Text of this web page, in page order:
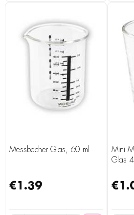
Messbecher Glas, 60 ml
€1.39
Mini
Glas